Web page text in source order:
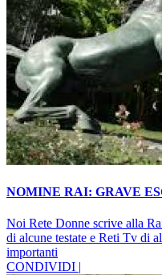
NOMINE RAI: GRAVE
Noi Rete Donne scrive alla
di alcune testate e Reti Tv di
importanti
CONDIVIDI |